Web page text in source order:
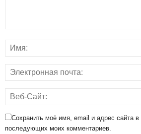
Сохранить моё имя, email и адрес сайта
последующих моих комментариев.